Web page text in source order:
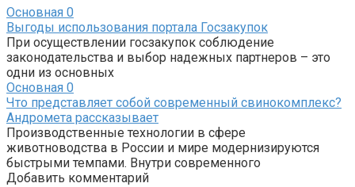
Основная 0
Выгоды использования портала Госзакупок
При осуществлении госзакупок соблюдение
законодательства и выбор надежных партнеров – это
одни из основных
Основная 0
Что представляет собой современный свинокомплекс?
Андромета рассказывает
Производственные технологии в сфере
животноводства в России и мире модернизируются
быстрыми темпами. Внутри современного
Добавить комментарий